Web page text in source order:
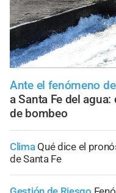
Ante el fenómeno
a Santa Fe del
de bombeo
Clima Qué dice el
de Santa Fe